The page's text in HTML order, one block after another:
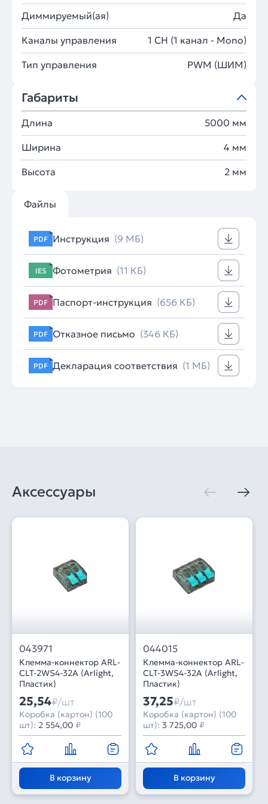
Диммируемый(ая) Да
Каналы управления 1 CH (1 канал - Mono)
Тип управления PWM (ШИМ)
Габариты
Длина 5000 мм
Ширина 4 мм
Высота 2 мм
Файлы
PDF Инструкция (9 МБ)
IES Фотометрия (11 КБ)
PDF Паспорт-инструкция (656 КБ)
PDF Отказное письмо (346 КБ)
PDF Декларация соответствия (1 МБ)
Аксессуары
043971
Клемма-коннектор ARL-
CLT-2WS4-32A (Arlight,
Пластик)
25,54₽/шт
Коробка (картон) (100
шт): 2 554,00 ₽
В корзину
044015
Клемма-коннектор ARL-
CLT-3WS4-32A (Arlight,
Пластик)
37,25₽/шт
Коробка (картон) (100
шт): 3 725,00 ₽
В корзину